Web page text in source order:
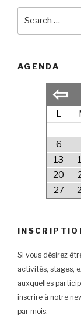
AGENDA
⇦
L
6
13
20
27
Si vous désirez
activités, stages,
auxquelles
inscrire à notre
par mois.